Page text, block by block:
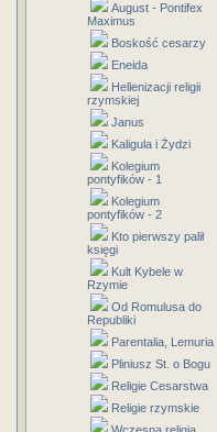
August - Pontifex
Maximus
Boskość cesarzy
Eneida
Hellenizacji religii
rzymskiej
Janus
Kaligula i Żydzi
Kolegium
pontyfików - 1
Kolegium
pontyfików - 2
Kto pierwszy palił
księgi
Kult Kybele w
Rzymie
Od Romulusa do
Republiki
Parentalia, Lemuria
Pliniusz St. o Bogu
Religie Cesarstwa
Religie rzymskie